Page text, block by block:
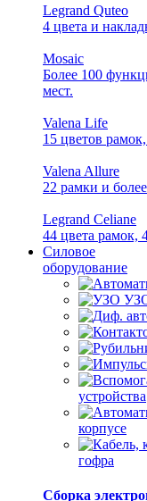
Legrand Quteo
4 цвета и
Mosaic
Более 100
мест.
Valena Life
15 цветов
Valena Allure
22 рамки и
Legrand Celiane
44 цвета рамок,
Силовое
оборудование
устройства
корпусе
гофра
Сборка